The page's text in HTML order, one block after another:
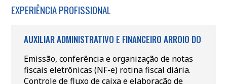
EXPERIÊNCIA PROFISSIONAL
AUXILIAR ADMINISTRATIVO E FINANCEIRO ARROIO DO
Emissão, conferência e organização de notas
fiscais eletrônicas (NF-e) rotina fiscal diária.
Controle de fluxo de caixa e elaboração de